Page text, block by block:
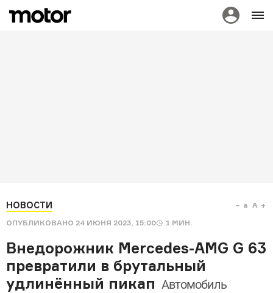
НОВОСТИ
ОПУБЛИКОВАНО 24 ИЮНЯ 2023, 15:00 1 МИН.
a A
Внедорожник Mercedes-AMG G 63
превратили в брутальный
удлинённый пикап Автомобиль